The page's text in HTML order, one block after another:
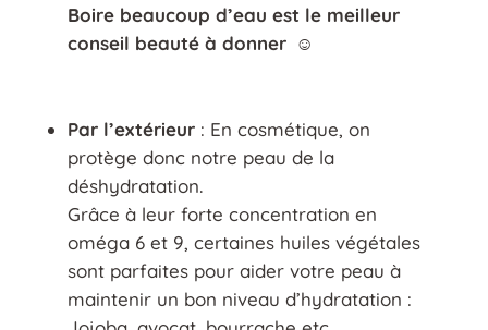
Boire beaucoup d’eau est le meilleur
conseil beauté à donner ☺️
Par l’extérieur: En cosmétique, on
protège donc notre peau de la
déshydratation.
Grâce à leur forte concentration en
oméga 6 et 9, certaines huiles végétales
sont parfaites pour aider votre peau à
maintenir un bon niveau d’hydratation :